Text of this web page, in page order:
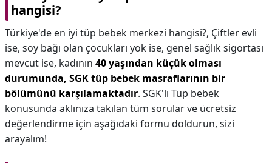
hangisi?
Türkiye'de en iyi tüp bebek merkezi hangisi?, Çiftler evli
ise, soy bağı olan çocukları yok ise, genel sağlık sigortası
mevcut ise, kadının 40 yaşından küçük olması
durumunda, SGK tüp bebek masraflarının bir
bölümünü karşılamaktadır. SGK'lı Tüp bebek
konusunda aklınıza takılan tüm sorular ve ücretsiz
değerlendirme için aşağıdaki formu doldurun, sizi
arayalım!